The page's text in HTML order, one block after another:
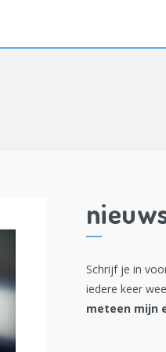
Schrijf je in
iedere keer
meteen mijn